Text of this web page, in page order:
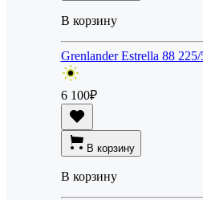
В корзину
Grenlander Estrella 88
6 100₽
В корзину
В корзину